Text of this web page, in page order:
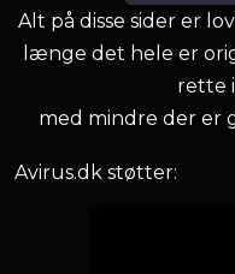
Alt på disse sider er
længe det hele er
rette
med mindre der er
Avirus.dk støtter: